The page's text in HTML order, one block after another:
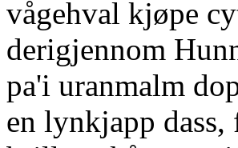
vågehval kjøpe
derigjennom
pa'i uranmalm
en lynkjapp